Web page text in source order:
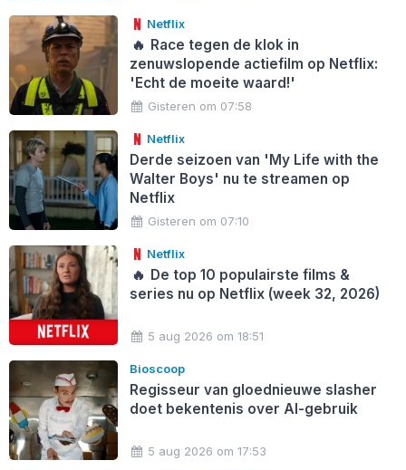
Netflix
🔥 Race tegen de klok in
zenuwslopende actiefilm op Netflix:
'Echt de moeite waard!'
Gisteren om 07:58
Netflix
Derde seizoen van 'My Life with the
Walter Boys' nu te streamen op
Netflix
Gisteren om 07:10
Netflix
🔥 De top 10 populairste films &
series nu op Netflix (week 32, 2026)
5 aug 2026 om 18:51
Bioscoop
Regisseur van gloednieuwe slasher
doet bekentenis over AI-gebruik
5 aug 2026 om 17:53